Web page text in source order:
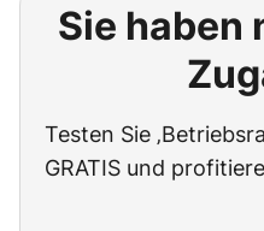
Sie haben
Testen Sie
GRATIS und